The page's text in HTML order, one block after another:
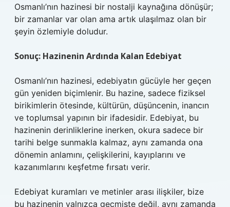
Osmanlı’nın hazinesi bir nostalji kaynağına dönüşür;
bir zamanlar var olan ama artık ulaşılmaz olan bir
şeyin özlemiyle doludur.
Sonuç: Hazinenin Ardında Kalan Edebiyat
Osmanlı’nın hazinesi, edebiyatın gücüyle her geçen
gün yeniden biçimlenir. Bu hazine, sadece fiziksel
birikimlerin ötesinde, kültürün, düşüncenin, inancın
ve toplumsal yapının bir ifadesidir. Edebiyat, bu
hazinenin derinliklerine inerken, okura sadece bir
tarihi belge sunmakla kalmaz, aynı zamanda ona
dönemin anlamını, çelişkilerini, kayıplarını ve
kazanımlarını keşfetme fırsatı verir.
Edebiyat kuramları ve metinler arası ilişkiler, bize
bu hazinenin yalnızca geçmişte değil, aynı zamanda